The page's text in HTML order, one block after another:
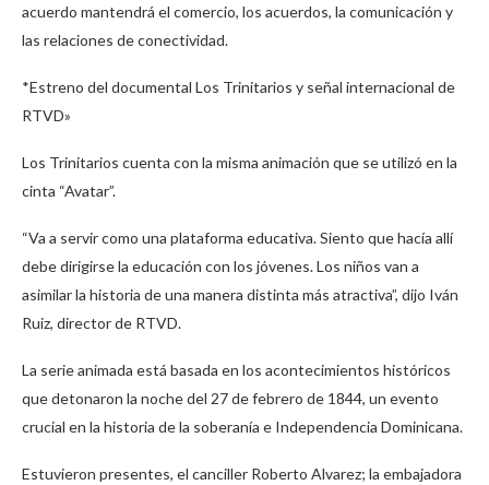
acuerdo mantendrá el comercio, los acuerdos, la comunicación y
las relaciones de conectividad.
*Estreno del documental Los Trinitarios y señal internacional de
RTVD»
Los Trinitarios cuenta con la misma animación que se utilizó en la
cinta “Avatar”.
“Va a servir como una plataforma educativa. Siento que hacía allí
debe dirigirse la educación con los jóvenes. Los niños van a
asimilar la historia de una manera distinta más atractiva”, dijo Iván
Ruiz, director de RTVD.
La serie animada está basada en los acontecimientos históricos
que detonaron la noche del 27 de febrero de 1844, un evento
crucial en la historia de la soberanía e Independencia Dominicana.
Estuvieron presentes, el canciller Roberto Alvarez; la embajadora